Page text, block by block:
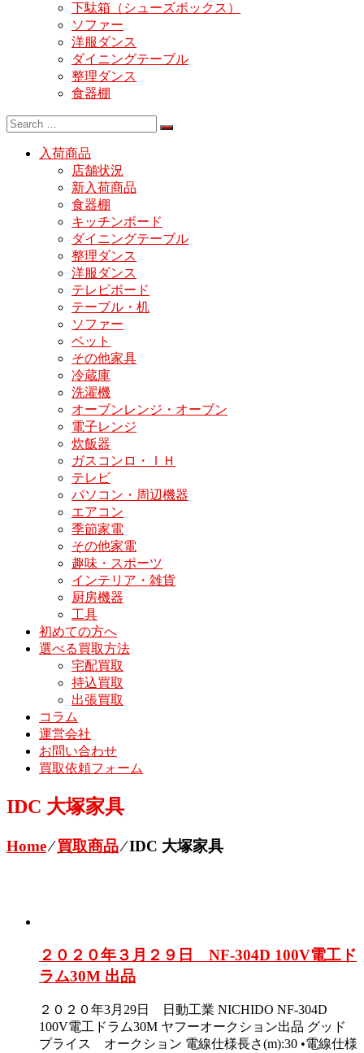
下駄箱（シューズボックス）
ソファー
洋服ダンス
ダイニングテーブル
整理ダンス
食器棚
入荷商品
店舗状況
新入荷商品
食器棚
キッチンボード
ダイニングテーブル
整理ダンス
洋服ダンス
テレビボード
テーブル・机
ソファー
ベット
その他家具
冷蔵庫
洗濯機
オーブンレンジ・オーブン
電子レンジ
炊飯器
ガスコンロ・ＩＨ
テレビ
パソコン・周辺機器
エアコン
季節家電
その他家電
趣味・スポーツ
インテリア・雑貨
厨房機器
工具
初めての方へ
選べる買取方法
宅配買取
持込買取
出張買取
コラム
運営会社
お問い合わせ
買取依頼フォーム
IDC 大塚家具
Home⁄買取商品⁄IDC 大塚家具
２０２０年３月２９日 NF-304D 100V電工ド
ラム30M 出品
２０２０年3月29日 日動工業 NICHIDO NF-304D
100V電工ドラム30M ヤフーオークション出品 グッド
プライス オークション 電線仕様長さ(m):30 •電線仕様